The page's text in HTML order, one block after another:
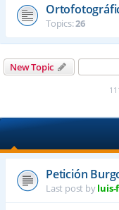
Topics:26
New Topic
Petición
Last post byluis-